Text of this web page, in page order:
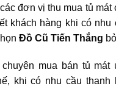
đơn vị thu mua tủ
khách hàng khi có nhu
Đồ Cũ Tiến Thắng
mua bán tủ mát
khi có nhu cầu thanh